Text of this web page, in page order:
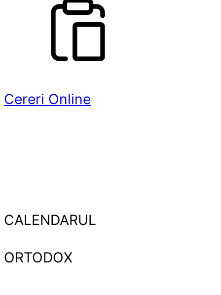
Cereri Online
CALENDARUL
ORTODOX